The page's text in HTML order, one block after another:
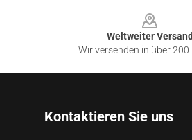
Weltweiter Versand
Wir versenden in über 200
Kontaktieren Sie uns